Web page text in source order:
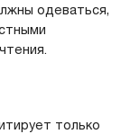
одеваться,
только